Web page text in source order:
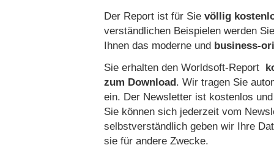
Der Report ist für Sie völlig
verständlichen Beispielen werden
Ihnen das moderne und business-
Sie erhalten den Worldsoft-Report
zum Download. Wir tragen Sie
ein. Der Newsletter ist kostenlos
Sie können sich jederzeit vom
selbstverständlich geben wir Ihre
sie für andere Zwecke.